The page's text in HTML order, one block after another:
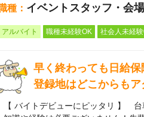
種： イベントスタッフ・会
アルバイト 職種未経験OK 社会人未経
早く終わっても日給保
登録地はどこからも
【 バイトデビューにピッタリ 】